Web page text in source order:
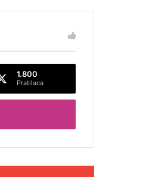
1.800
Pratilaca